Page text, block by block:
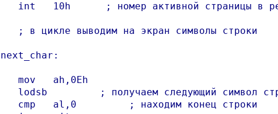
int   10h      ; номер активной страницы в
   ; в цикле выводим на экран символы строки
next_char:
   mov   ah,0Eh
lodsb         ; получаем следующий символ
   cmp   al,0         ; находим конец строки